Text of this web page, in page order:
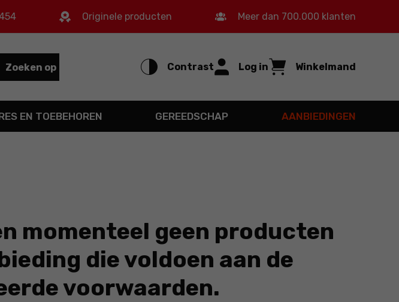
Originele producten Meer dan 700.000 klanten
Zoeken op Contrast Log in Winkelmand
EN TOEBEHOREN GEREEDSCHAP AANBIEDINGEN
momenteel geen producten
die voldoen aan de
voorwaarden.